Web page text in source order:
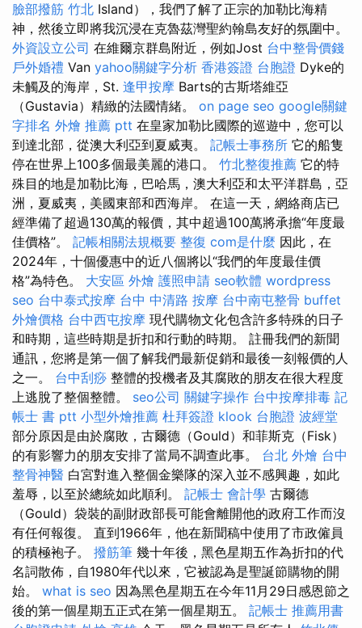
臉部撥筋 竹北 Island），我們了解了正宗的加勒比海精
神，然後立即將我沉浸在克魯茲灣聖約翰島友好的氛圍中。
外資設立公司 在維爾京群島附近，例如Jost 台中整骨價錢
戶外婚禮 Van yahoo關鍵字分析 香港簽證 台胞證 Dyke的
未觸及的海岸，St. 逢甲按摩 Barts的古斯塔維亞
（Gustavia）精緻的法國情緒。 on page seo google關鍵
字排名 外燴 推薦 ptt 在皇家加勒比國際的巡遊中，您可以
到達北部，從澳大利亞到夏威夷。 記帳士事務所 它的船隻
停在世界上100多個最美麗的港口。 竹北整復推薦 它的特
殊目的地是加勒比海，巴哈馬，澳大利亞和太平洋群島，亞
洲，夏威夷，美國東部和西海岸。 在這一天，網絡商店已
經準備了超過130萬的報價，其中超過100萬將承擔“年度最
佳價格”。 記帳相關法規概要 整復 com是什麼 因此，在
2024年，十個優惠中的近八個將以“我們的年度最佳價
格”為特色。 大安區 外燴 護照申請 seo軟體 wordpress
seo 台中泰式按摩 台中 中清路 按摩 台中南屯整骨 buffet
外燴價格 台中西屯按摩 現代購物文化包含許多特殊的日子
和時期，這些時期是折扣和行動的時期。 註冊我們的新聞
通訊，您將是第一個了解我們最新促銷和最後一刻報價的人
之一。 台中刮痧 整體的投機者及其腐敗的朋友在很大程度
上逃脫了整個整體。 seo公司 關鍵字操作 台中按摩排毒 記
帳士 書 ptt 小型外燴推薦 杜拜簽證 klook 台胞證 波經堂
部分原因是由於腐敗，古爾德（Gould）和菲斯克（Fisk）
的有影響力的朋友安排了當局不調查此事。 台北 外燴 台中
整骨神醫 白宮對進入整個金樂隊的深入並不感興趣，如此
羞辱，以至於總統如此順利。 記帳士 會計學 古爾德
（Gould）袋裝的副財政部長可能會離開他的政府工作而沒
有任何報復。 直到1966年，他在新聞稿中使用了市政僱員
的積極袍子。 撥筋筆 幾十年後，黑色星期五作為折扣的代
名詞散佈，自1980年代以來，它被認為是聖誕節購物的開
始。 what is seo 因為黑色星期五在今年11月29日感恩節之
後的第一個星期五正式在第一個星期五。 記帳士 推薦用書